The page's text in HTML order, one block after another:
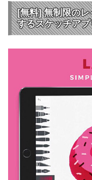
[無料] 無制限の
するスケッチアプ